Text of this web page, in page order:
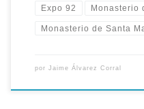
Expo 92 Monasterio
Monasterio de Santa
por Jaime Álvarez Corral